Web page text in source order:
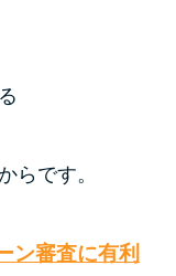
選ぶべき4つ
て利息0円で
らです。
ン審査に有利